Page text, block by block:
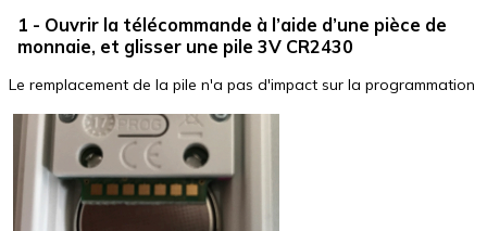
1 - Ouvrir la télécommande à l’aide d’une pièce de
monnaie, et glisser une pile 3V CR2430
Le remplacement de la pile n'a pas d'impact sur la programmation